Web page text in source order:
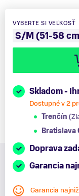
VYBERTE SI VEĽKOSŤ
S/M (51-58
Skladom -
Dostupné v 2
Trenčín
Bratislava
Doprava
Garancia
Garancia